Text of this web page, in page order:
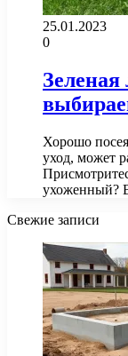
25.01.2023
0
Зеленая
Хорошо
уход, может
ухоженный?
Свежие записи